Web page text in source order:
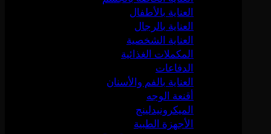
العناية بالأطفال
العناية بالرجال
العناية الشخصية
المكملات الغذائية
الدفاعات
العناية بالفم والأسنان
أقنعة الوجه
الميكرونيدلينج
الأجهزة الطبية